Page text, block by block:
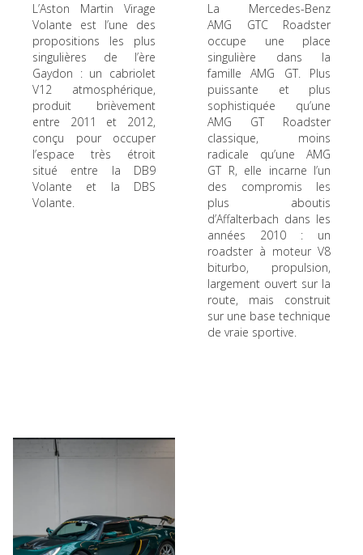
L’Aston Martin Virage
Volante est l’une des
propositions les plus
singulières de l’ère
Gaydon : un cabriolet
V12 atmosphérique,
produit brièvement
entre 2011 et 2012,
conçu pour occuper
l’espace très étroit
situé entre la DB9
Volante et la DBS
Volante.
La Mercedes-Benz
AMG GTC Roadster
occupe une place
singulière dans la
famille AMG GT. Plus
puissante et plus
sophistiquée qu’une
AMG GT Roadster
classique, moins
radicale qu’une AMG
GT R, elle incarne l’un
des compromis les
plus aboutis
d’Affalterbach dans les
années 2010 : un
roadster à moteur V8
biturbo, propulsion,
largement ouvert sur la
route, mais construit
sur une base technique
de vraie sportive.